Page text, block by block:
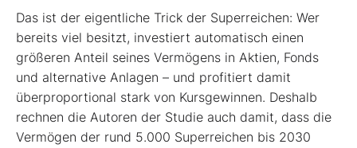
Das ist der eigentliche Trick der Superreichen: Wer
bereits viel besitzt, investiert automatisch einen
größeren Anteil seines Vermögens in Aktien, Fonds
und alternative Anlagen – und profitiert damit
überproportional stark von Kursgewinnen. Deshalb
rechnen die Autoren der Studie auch damit, dass die
Vermögen der rund 5.000 Superreichen bis 2030